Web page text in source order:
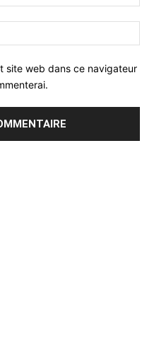
site web dans ce navigateur